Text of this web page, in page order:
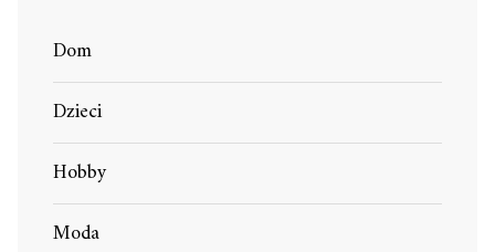
Dom
Dzieci
Hobby
Moda